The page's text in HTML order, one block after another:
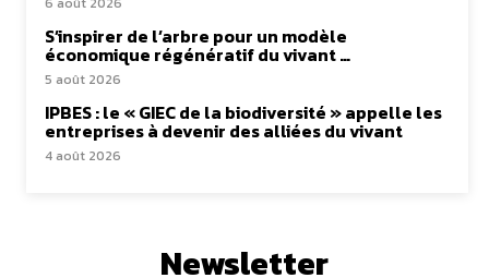
S’inspirer de l’arbre pour un modèle
économique régénératif du vivant …
5 août 2026
IPBES : le « GIEC de la biodiversité » appelle les
entreprises à devenir des alliées du vivant
4 août 2026
Newsletter